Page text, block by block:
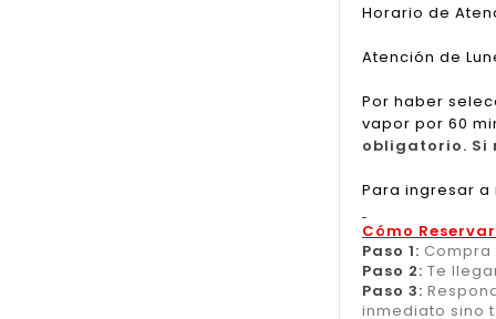
Horario de
Atención de
Por haber
vapor por 60
obligatorio. Si
Para ingresar a
Cómo Reservar
Paso 1: Compra
Paso 2: Te
Paso 3:
inmediato sino